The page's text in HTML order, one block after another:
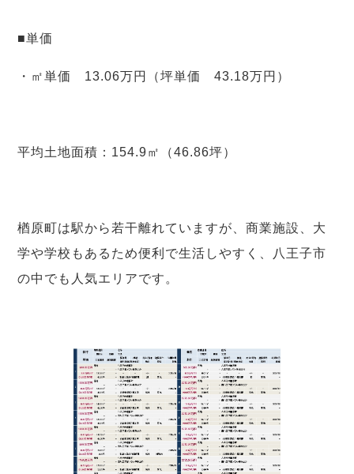
■単価
・㎡単価 13.06万円（坪単価 43.18万円）
平均土地面積：154.9㎡（46.86坪）
楢原町は駅から若干離れていますが、商業施設、大
学や学校もあるため便利で生活しやすく、八王子市
の中でも人気エリアです。